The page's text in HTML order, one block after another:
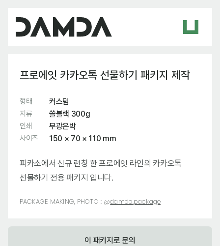
프로에잇 카카오톡 선물하기 패키지 제작
형태 커스텀
지류 쏠블랙 300g
인쇄 무광은박
사이즈 150 × 70 × 110 mm
피카소에서 신규 런칭 한 프로에잇 라인의 카카오톡
선물하기 전용 패키지 입니다.
PACKAGE MAKING, PHOTO : @damda.package
이 패키지로 문의